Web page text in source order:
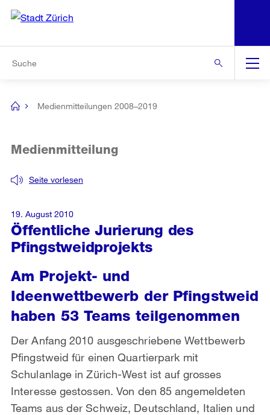
Navigation
[no
Medienmitteilungen 2008–2019
Öffentliche Jurierung des
Pfingstweidprojekts
Seite vorlesen
Medienmitteilung
Am Projekt- und
Ideenwettbewerb der Pfingstweid
haben 53 Teams teilgenommen
Der Anfang 2010 ausgeschriebene Wettbewerb
Pfingstweid für einen Quartierpark mit
Schulanlage in Zürich-West ist auf grosses
Interesse gestossen. Von den 85 angemeldeten
Teams aus der Schweiz, Deutschland, Italien und
19. August 2010